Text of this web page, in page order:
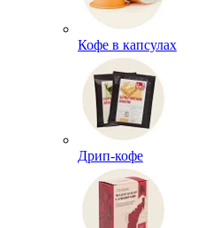
Кофе в капсулах
Дрип-кофе